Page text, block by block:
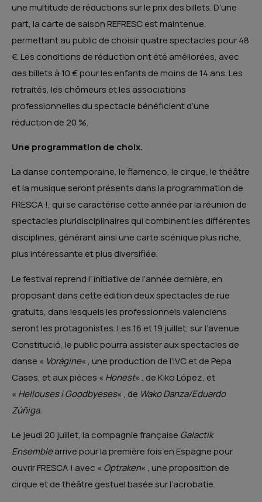
une multitude de réductions sur le prix des billets. D’une
part, la carte de saison REFRESC est maintenue,
permettant au public de choisir quatre spectacles pour 48
€. Les conditions de réduction ont été améliorées, avec
des billets à 10 € pour les enfants de moins de 14 ans. Les
retraités, les chômeurs et les associations
professionnelles du spectacle bénéficient d’une
réduction de 20 %.
Une programmation de choix.
La danse contemporaine, le flamenco, le cirque, le théâtre
et la musique seront présents dans la programmation de
FRESCA !, qui se caractérise cette année par la réunion de
spectacles pluridisciplinaires qui combinent les différentes
disciplines, générant ainsi une carte scénique plus riche,
plus intéressante et plus diversifiée.
Le festival reprend l’ initiative de l’année dernière, en
proposant dans cette édition deux spectacles de rue
gratuits, dans lesquels les professionnels valenciens
seront les protagonistes. Les 16 et 19 juillet, sur l’avenue
Constitució, le public pourra assister aux spectacles de
danse « Voràgine« , une production de l’IVC et de Pepa
Cases, et aux pièces « Honest« , de Kiko López, et
« Hellouses i Goodbyeses« , de Wako Danza/Eduardo
Zúñiga.
Le jeudi 20 juillet, la compagnie française Galactik
Ensemblearrive pour la première fois en Espagne pour
ouvrir FRESCA ! avec « Optraken« , une proposition de
cirque et de théâtre gestuel basée sur l’acrobatie.